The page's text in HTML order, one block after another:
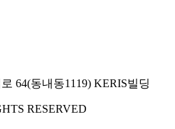
64(동내동1119) KERIS빌딩
RESERVED